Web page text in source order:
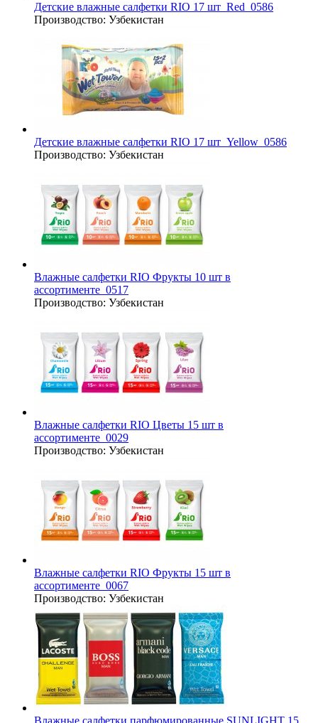
Детские влажные салфетки RIO 17 шт_Red_0586
Производство: Узбекистан
Детские влажные салфетки RIO 17 шт_Yellow_0586
Производство: Узбекистан
Влажные салфетки RIO Фрукты 10 шт в
ассортименте_0517
Производство: Узбекистан
Влажные салфетки RIO Цветы 15 шт в
ассортименте_0029
Производство: Узбекистан
Влажные салфетки RIO Фрукты 15 шт в
ассортименте_0067
Производство: Узбекистан
Влажные салфетки парфюмированные SUNLIGHT 15